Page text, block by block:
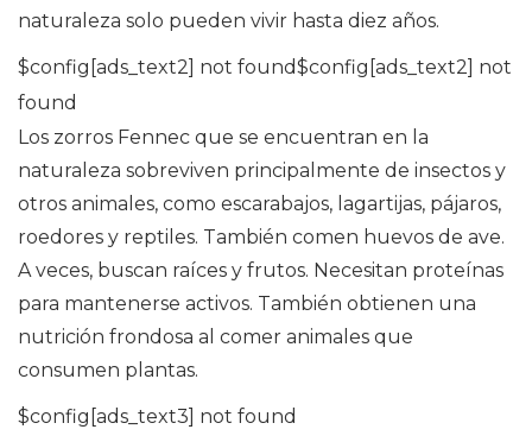
naturaleza solo pueden vivir hasta diez años.
$config[ads_text2] not found$config[ads_text2] not
found
Los zorros Fennec que se encuentran en la
naturaleza sobreviven principalmente de insectos y
otros animales, como escarabajos, lagartijas, pájaros,
roedores y reptiles. También comen huevos de ave.
A veces, buscan raíces y frutos. Necesitan proteínas
para mantenerse activos. También obtienen una
nutrición frondosa al comer animales que
consumen plantas.
$config[ads_text3] not found